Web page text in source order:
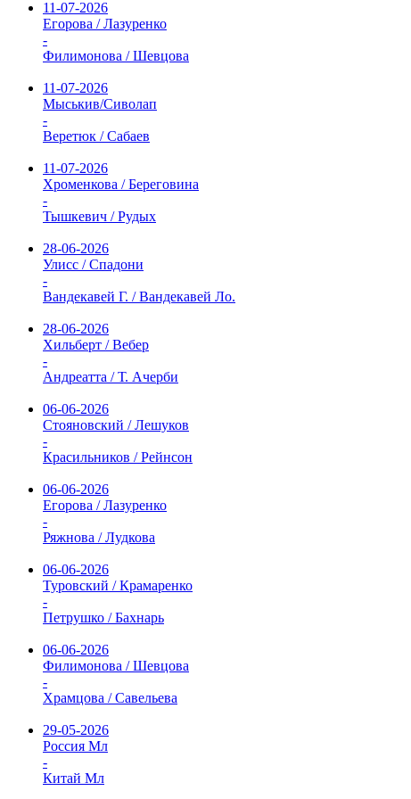
11-07-2026
Егорова / Лазуренко
-
Филимонова / Шевцова
11-07-2026
Мыськив/Сиволап
-
Веретюк / Сабаев
11-07-2026
Хроменкова / Береговина
-
Тышкевич / Рудых
28-06-2026
Улисс / Спадони
-
Вандекавей Г. / Вандекавей Ло.
28-06-2026
Хильберт / Вебер
-
Андреатта / Т. Ачерби
06-06-2026
Стояновский / Лешуков
-
Красильников / Рейнсон
06-06-2026
Егорова / Лазуренко
-
Ряжнова / Лудкова
06-06-2026
Туровский / Крамаренко
-
Петрушко / Бахнарь
06-06-2026
Филимонова / Шевцова
-
Храмцова / Савельева
29-05-2026
Россия Мл
-
Китай Мл